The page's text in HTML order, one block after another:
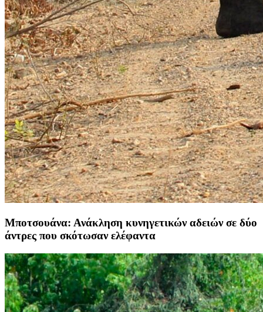
Μποτσουάνα: Ανάκληση κυνηγετικών αδειών σε δύο
άντρες που σκότωσαν ελέφαντα